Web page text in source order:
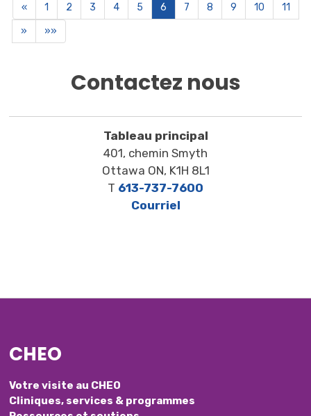
« 1 2 3 4 5 6 7 8 9 10
11
»
»»
Contactez nous
Tableau principal
401, chemin Smyth
Ottawa ON, K1H 8L1
T 613-737-7600
Courriel
CHEO
Votre visite au CHEO
Cliniques, services & programmes